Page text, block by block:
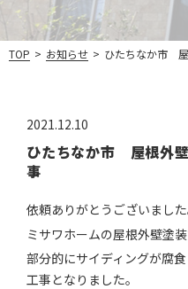
中
塗装
お
会
TOP > お知らせ > ひたちなか市
2021.12.10
ひたちなか市 屋根外
事
依頼ありがとうございました
ミサワホームの屋根外壁塗装
部分的にサイディングが腐
工事となりました。